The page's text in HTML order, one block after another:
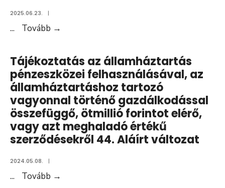
2025.06.23. |
... Tovább →
államháztartás
pénzeszközei
felhasználásával,
az
államháztartáshoz
tartozó
vagyonnal
Tájékoztatás az államháztartás
pénzeszközei felhasználásával, az
államháztartáshoz tartozó
vagyonnal történő gazdálkodással
összefüggő, ötmillió forintot elérő,
vagy azt meghaladó értékű
szerződésekről 44. Aláírt változat
2024.05.08. |
... Tovább →